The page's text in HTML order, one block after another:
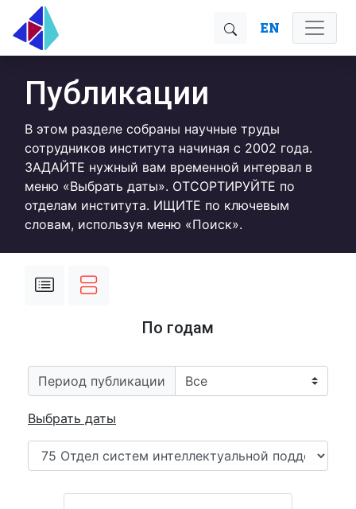
EN
Публикации
В этом разделе собраны научные труды
сотрудников института начиная с 2002 года.
ЗАДАЙТЕ нужный вам временной интервал в
меню «Выбрать даты». ОТСОРТИРУЙТЕ по
отделам института. ИЩИТЕ по ключевым
словам, используя меню «Поиск».
По годам
Период публикации
Выбрать даты